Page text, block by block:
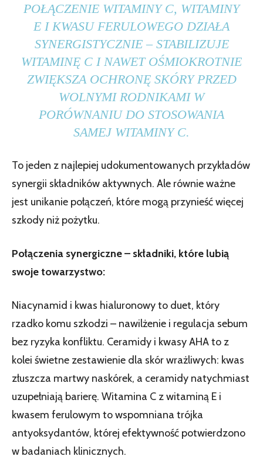
POŁĄCZENIE WITAMINY C, WITAMINY
E I KWASU FERULOWEGO DZIAŁA
SYNERGISTYCZNIE – STABILIZUJE
WITAMINĘ C I NAWET OŚMIOKROTNIE
ZWIĘKSZA OCHRONĘ SKÓRY PRZED
WOLNYMI RODNIKAMI W
PORÓWNANIU DO STOSOWANIA
SAMEJ WITAMINY C.
To jeden z najlepiej udokumentowanych przykładów
synergii składników aktywnych. Ale równie ważne
jest unikanie połączeń, które mogą przynieść więcej
szkody niż pożytku.
Połączenia synergiczne – składniki, które lubią
swoje towarzystwo:
Niacynamid i kwas hialuronowy to duet, który
rzadko komu szkodzi – nawilżenie i regulacja sebum
bez ryzyka konfliktu. Ceramidy i kwasy AHA to z
kolei świetne zestawienie dla skór wrażliwych: kwas
złuszcza martwy naskórek, a ceramidy natychmiast
uzupełniają barierę. Witamina C z witaminą E i
kwasem ferulowym to wspomniana trójka
antyoksydantów, której efektywność potwierdzono
w badaniach klinicznych.